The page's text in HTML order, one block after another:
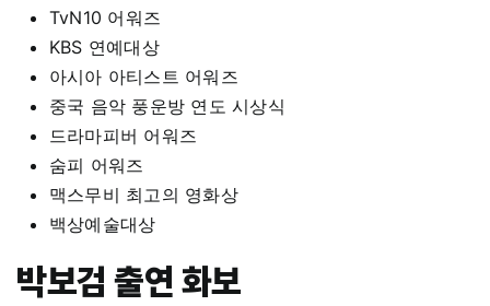
TvN10 어워즈
KBS 연예대상
아시아 아티스트 어워즈
중국 음악 풍운방 연도 시상식
드라마피버 어워즈
숨피 어워즈
맥스무비 최고의 영화상
백상예술대상
박보검 출연 화보